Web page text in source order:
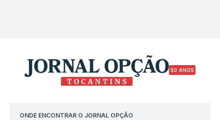
50 ANOS
ONDE ENCONTRAR O JORNAL OPÇÃO